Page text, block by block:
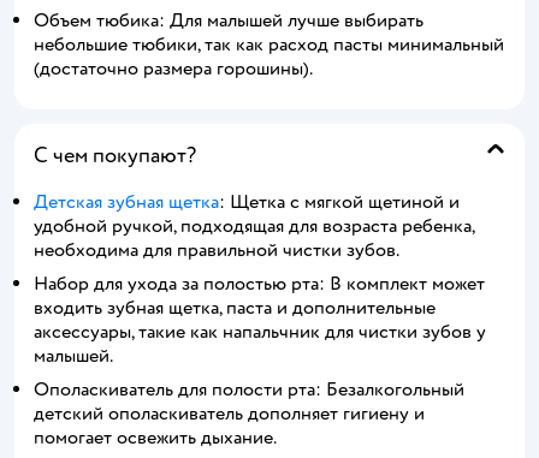
Объем тюбика: Для малышей лучше выбирать
небольшие тюбики, так как расход пасты минимальный
(достаточно размера горошины).
С чем покупают?
Детская зубная щетка: Щетка с мягкой щетиной и
удобной ручкой, подходящая для возраста ребенка,
необходима для правильной чистки зубов.
Набор для ухода за полостью рта: В комплект может
входить зубная щетка, паста и дополнительные
аксессуары, такие как напальчник для чистки зубов у
малышей.
Ополаскиватель для полости рта: Безалкогольный
детский ополаскиватель дополняет гигиену и
помогает освежить дыхание.